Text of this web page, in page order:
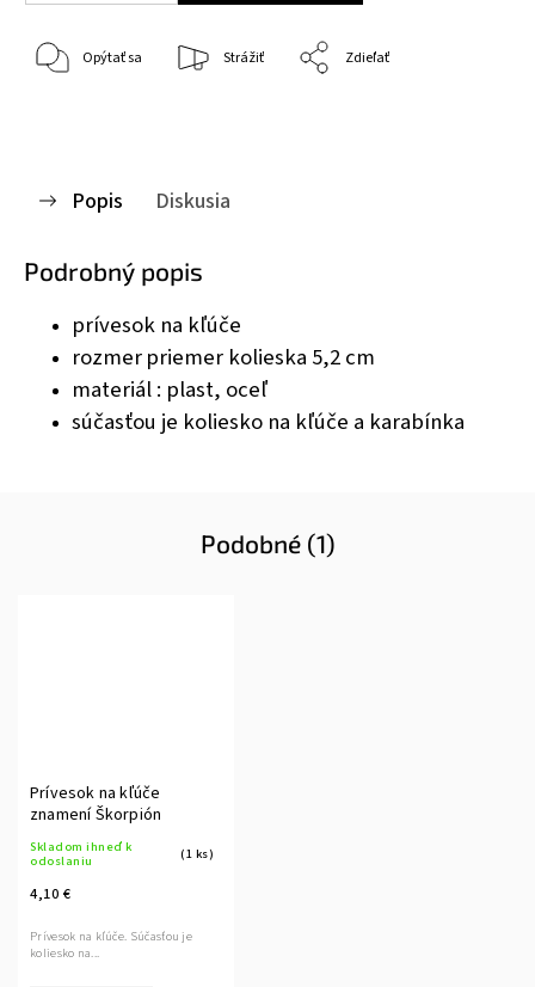
Opýtať sa Strážiť Zdieľať
Popis Diskusia
Podrobný popis
prívesok na kľúče
rozmerpriemer kolieska 5,2 cm
materiál : plast, oceľ
súčasťou je koliesko na kľúče a karabínka
Podobné (1)
Prívesok na kľúče
znamení Škorpión
Skladom ihneď k
odoslaniu
(1 ks)
4,10 €
Prívesok na kľúče. Súčasťou je
koliesko na...